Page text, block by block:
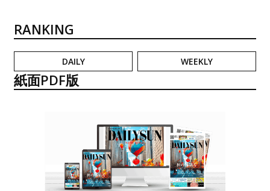
RANKING
DAILY WEEKLY
紙面PDF版